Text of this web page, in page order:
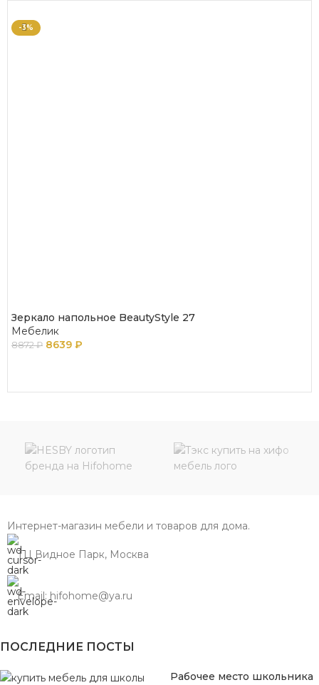
-3%
Зеркало напольное BeautyStyle 27
Мебелик
8872₽ 8639 ₽
Интернет-магазин мебели и товаров для дома.
ТЦ Видное Парк, Москва
Email: hifohome@ya.ru
ПОСЛЕДНИЕ ПОСТЫ
Рабочее место школьника